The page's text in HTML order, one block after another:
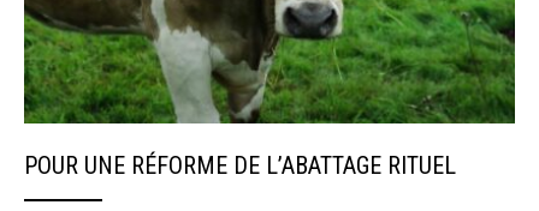
POUR UNE RÉFORME DE L’ABATTAGE RITUEL